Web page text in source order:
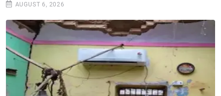
AUGUST 6, 2026